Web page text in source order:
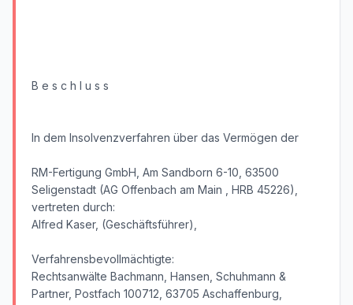
B e s c h l u s s
In dem Insolvenzverfahren über das Vermögen der
RM-Fertigung GmbH, Am Sandborn 6-10, 63500
Seligenstadt (AG Offenbach am Main , HRB 45226),
vertreten durch:
Alfred Kaser, (Geschäftsführer),
Verfahrensbevollmächtigte:
Rechtsanwälte Bachmann, Hansen, Schuhmann &
Partner, Postfach 100712, 63705 Aschaffenburg,